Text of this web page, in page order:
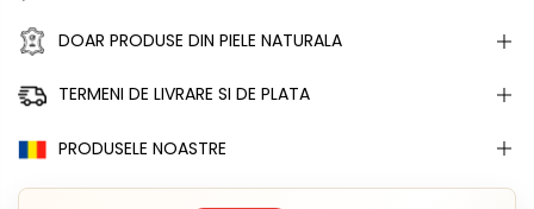
DOAR PRODUSE DIN PIELE NATURALA
TERMENI DE LIVRARE SI DE PLATA
PRODUSELE NOASTRE